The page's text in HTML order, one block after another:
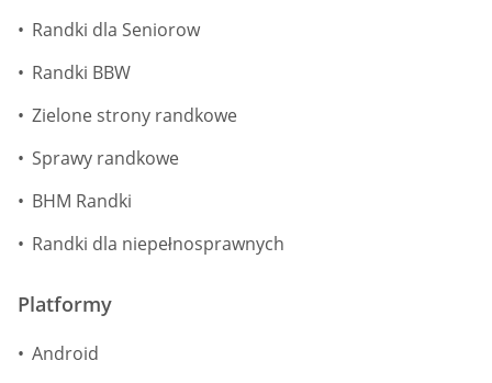
Randki dla Seniorow
Randki BBW
Zielone strony randkowe
Sprawy randkowe
BHM Randki
Randki dla niepełnosprawnych
Platformy
Android